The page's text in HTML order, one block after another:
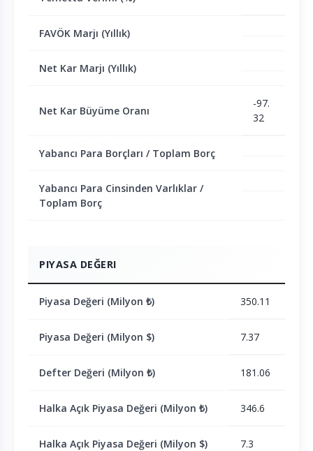
FAVÖK Marjı (Yıllık)
Net Kar Marjı (Yıllık)
Net Kar Büyüme Oranı
-97.
32
Yabancı Para Borçları / Toplam Borç
Yabancı Para Cinsinden Varlıklar /
Toplam Borç
PIYASA DEĞERI
Piyasa Değeri (Milyon ₺) 350.11
Piyasa Değeri (Milyon $) 7.37
Defter Değeri (Milyon ₺) 181.06
Halka Açık Piyasa Değeri (Milyon ₺) 346.6
Halka Açık Piyasa Değeri (Milyon $) 7.3